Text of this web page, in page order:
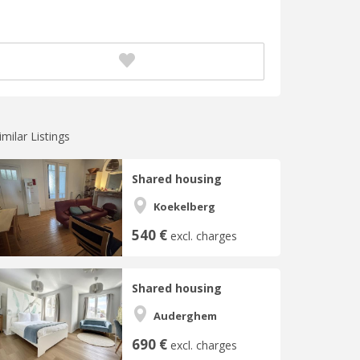
Listings
Shared housing
Koekelberg
540 € excl. charges
Shared housing
Auderghem
690 € excl. charges